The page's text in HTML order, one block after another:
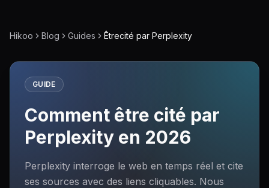
Hikoo Blog Guides Êtrecité par Perplexity
GUIDE
Comment être cité par
Perplexity en 2026
Perplexity interroge le web en temps réel et cite
ses sources avec des liens cliquables. Nous